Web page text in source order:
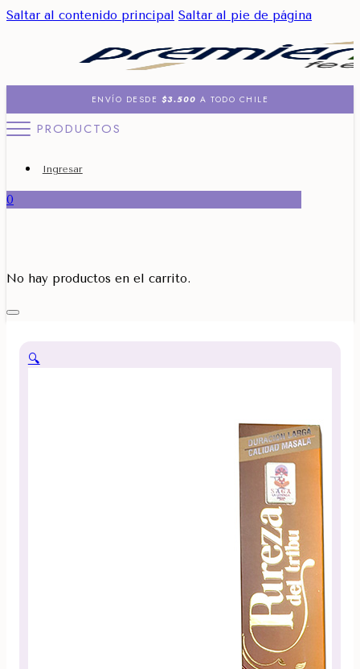
Saltar al contenido principal Saltar al pie de página
ENVÍO DESDE $3.500 A TODO CHILE
PRODUCTOS
Ingresar
0
No hay productos en el carrito.
🔍